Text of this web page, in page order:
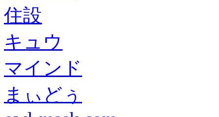
住設
キュウ
マインド
まぃどぅ